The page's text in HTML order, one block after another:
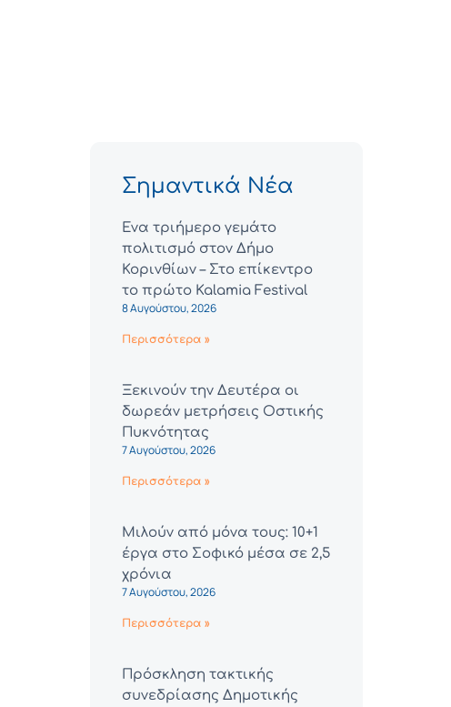
Σημαντικά Νέα
Ένα τριήμερο γεμάτο
πολιτισμό στον Δήμο
Κορινθίων – Στο επίκεντρο
το πρώτο Kalamia Festival
8 Αυγούστου, 2026
Περισσότερα »
Ξεκινούν την Δευτέρα οι
δωρεάν μετρήσεις Οστικής
Πυκνότητας
7 Αυγούστου, 2026
Περισσότερα »
Μιλούν από μόνα τους: 10+1
έργα στο Σοφικό μέσα σε 2,5
χρόνια
7 Αυγούστου, 2026
Περισσότερα »
Πρόσκληση τακτικής
συνεδρίασης Δημοτικής